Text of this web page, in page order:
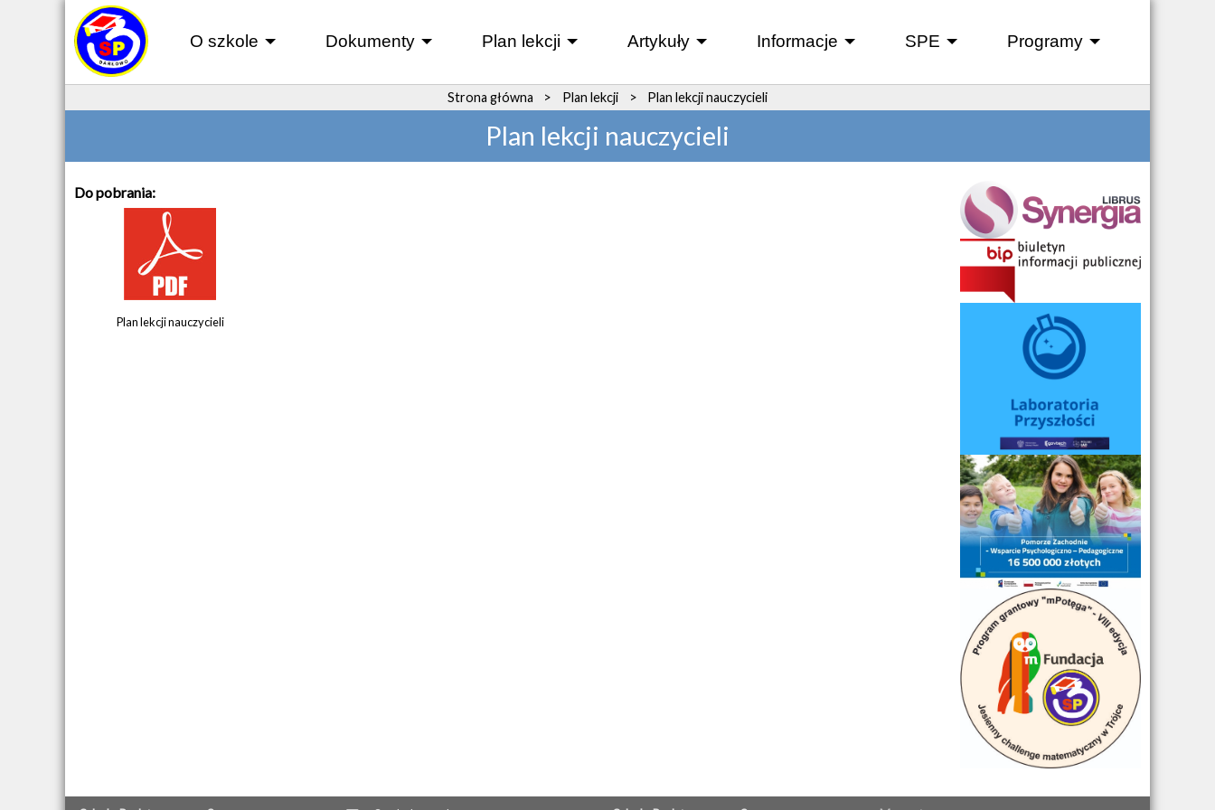
O szkole
Dokumenty
Plan lekcji
Artykuły
Informacje
SPE
Programy
Strona główna > Plan lekcji > Plan lekcji nauczycieli
Plan lekcji nauczycieli
Do pobrania:
Plan lekcji nauczycieli